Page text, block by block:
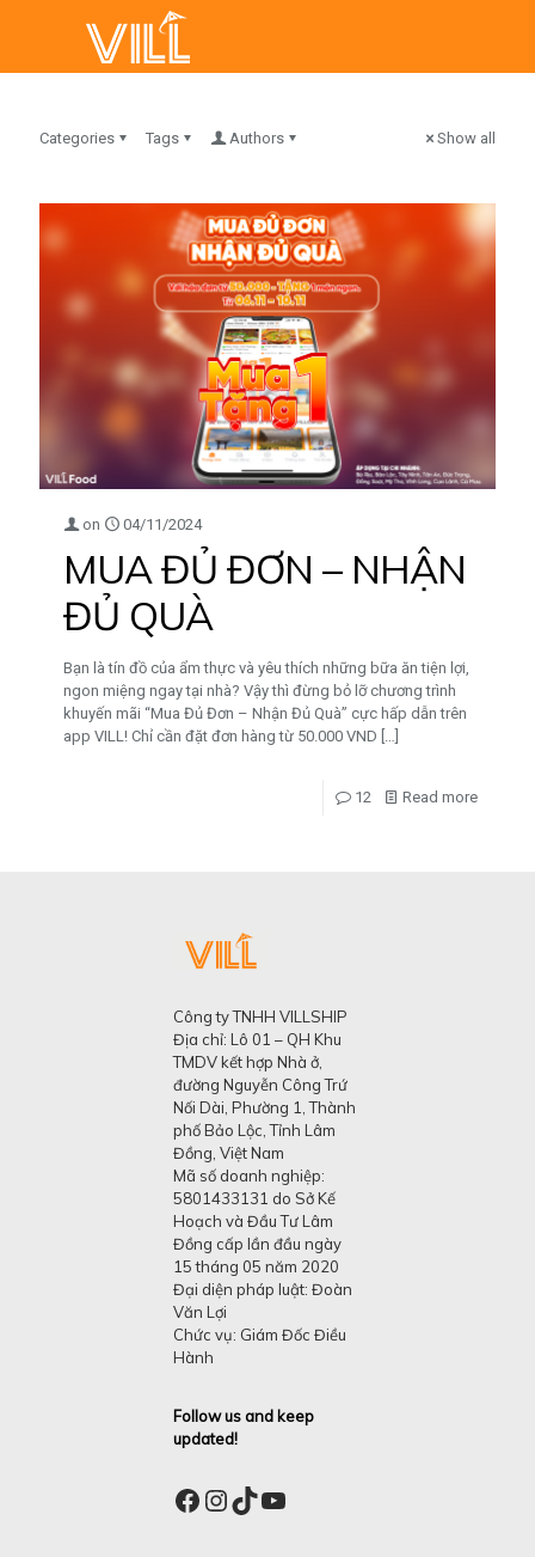
Categories Tags Authors Show all
on 04/11/2024
MUA ĐỦ ĐƠN – NHẬN
ĐỦ QUÀ
Bạn là tín đồ của ẩm thực và yêu thích những bữa ăn tiện lợi,
ngon miệng ngay tại nhà? Vậy thì đừng bỏ lỡ chương trình
khuyến mãi “Mua Đủ Đơn – Nhận Đủ Quà” cực hấp dẫn trên
app VILL! Chỉ cần đặt đơn hàng từ 50.000 VND […]
12 Read more
Công ty TNHH VILLSHIP
Địa chỉ: Lô 01 – QH Khu
TMDV kết hợp Nhà ở,
đường Nguyễn Công Trứ
Nối Dài, Phường 1, Thành
phố Bảo Lộc, Tỉnh Lâm
Đồng, Việt Nam
Mã số doanh nghiệp:
5801433131 do Sở Kế
Hoạch và Đầu Tư Lâm
Đồng cấp lần đầu ngày
15 tháng 05 năm 2020
Đại diện pháp luật: Đoàn
Văn Lợi
Chức vụ: Giám Đốc Điều
Hành
Follow us and keep
updated!
Facebook
Instagram
TikTok
YouTube